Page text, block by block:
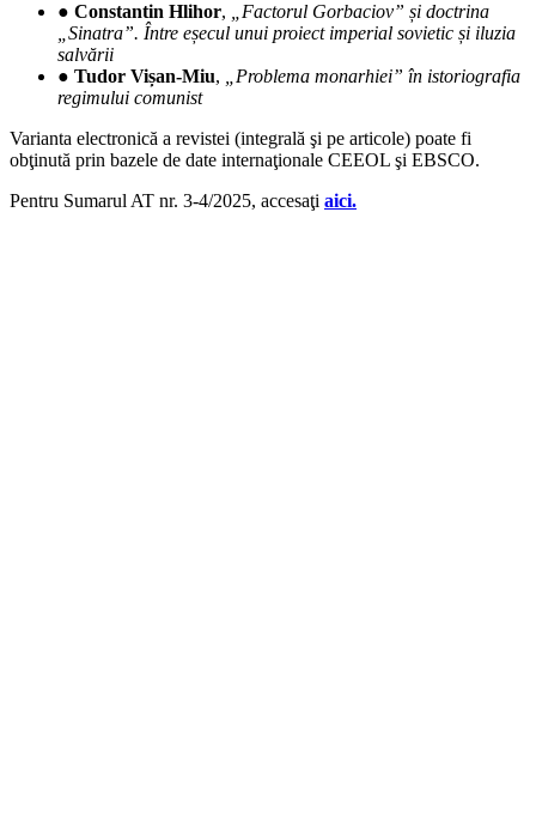
● Constantin Hlihor, „Factorul Gorbaciov” și doctrina
„Sinatra”. Între eșecul unui proiect imperial sovietic și iluzia
salvării
● Tudor Vișan-Miu, „Problema monarhiei” în istoriografia
regimului comunist
Varianta electronică a revistei (integrală şi pe articole) poate fi
obţinută prin bazele de date internaţionale CEEOL şi EBSCO.
Pentru Sumarul AT nr. 3-4/2025, accesaţi aici.